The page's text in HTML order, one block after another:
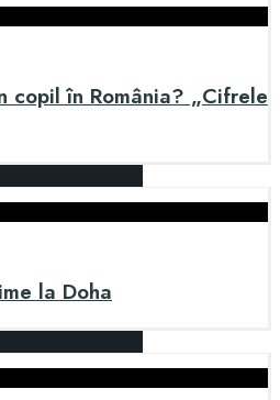
copil în România? „Cifrele
la Doha